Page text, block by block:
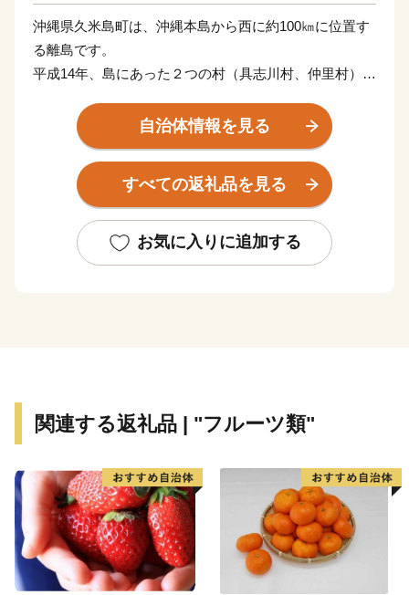
沖縄県久米島町は、沖縄本島から西に約100㎞に位置す
る離島です。
平成14年、島にあった２つの村（具志川村、仲里村）が
島の随所に優れた景勝地を擁するとともに、歴史的、文
化的遺産や風土的景観にも恵まれ、島全体が県の自然公
園に指定されています。
東洋一美しいと言われる砂洲「はての浜」は多くの観光
また、「紬」は久米島が発祥の地と言われ、国の重要無
自治体情報を見る
すべての返礼品を見る
お気に入りに追加する
関連する返礼品 | "フルーツ類"